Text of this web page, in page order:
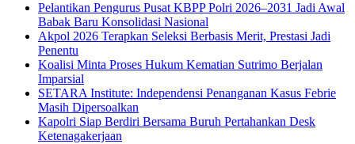
Pelantikan Pengurus Pusat KBPP Polri 2026–2031 Jadi Awal
Babak Baru Konsolidasi Nasional
Akpol 2026 Terapkan Seleksi Berbasis Merit, Prestasi Jadi
Penentu
Koalisi Minta Proses Hukum Kematian Sutrimo Berjalan
Imparsial
SETARA Institute: Independensi Penanganan Kasus Febrie
Masih Dipersoalkan
Kapolri Siap Berdiri Bersama Buruh Pertahankan Desk
Ketenagakerjaan